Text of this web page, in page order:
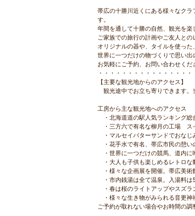
帯広の十勝川近くにある様々なク
す。
年間を通して十勝の自然、観光を楽
ご家族での旅行の計画やご友人との
オリジナルの器や、タイルを使っ
世界に一つだけの物づくりで思い出
お気軽にご予約、お問い合わせくだ
・・・・・・・・・・・・・・・
【主要な観光地からのアクセス】
観光途中でお立ち寄りできます。
工房から主な観光地へのアクセス
・北海道道の駅人気ランキング
・三方六で有名な柳月の工場 ス
・マルセイバターサンドでおな
・花手水で有名、帯広市民の憩
・世界に一つだけの競馬、道内
・大人も子供も楽しめるレトロ
・様々な企画展を開催。帯広美
・市内銭湯は全て温泉。入湯料
・春は桜のライトアップやスズ
・様々な生き物がみられる音更
ご予約が取れない場合やお時間の調